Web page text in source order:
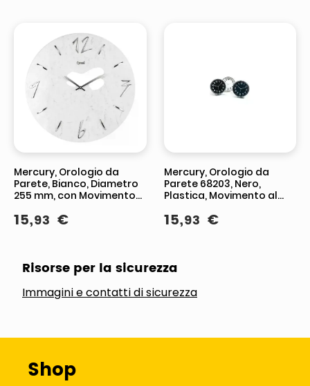
Mercury, Orologio da
Parete, Bianco, Diametro
255 mm, con Movimento
15,93 €
Mercury, Orologio da
Parete 68203, Nero,
Plastica, Movimento al
15,93 €
Risorse per la sicurezza
Immagini e contatti di sicurezza
Shop